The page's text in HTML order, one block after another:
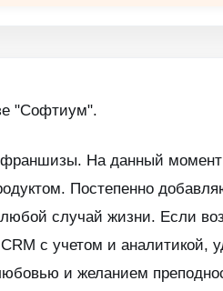
"Софтиум".
На данный момент
Постепенно
случай жизни. Если
с учетом и
и желанием